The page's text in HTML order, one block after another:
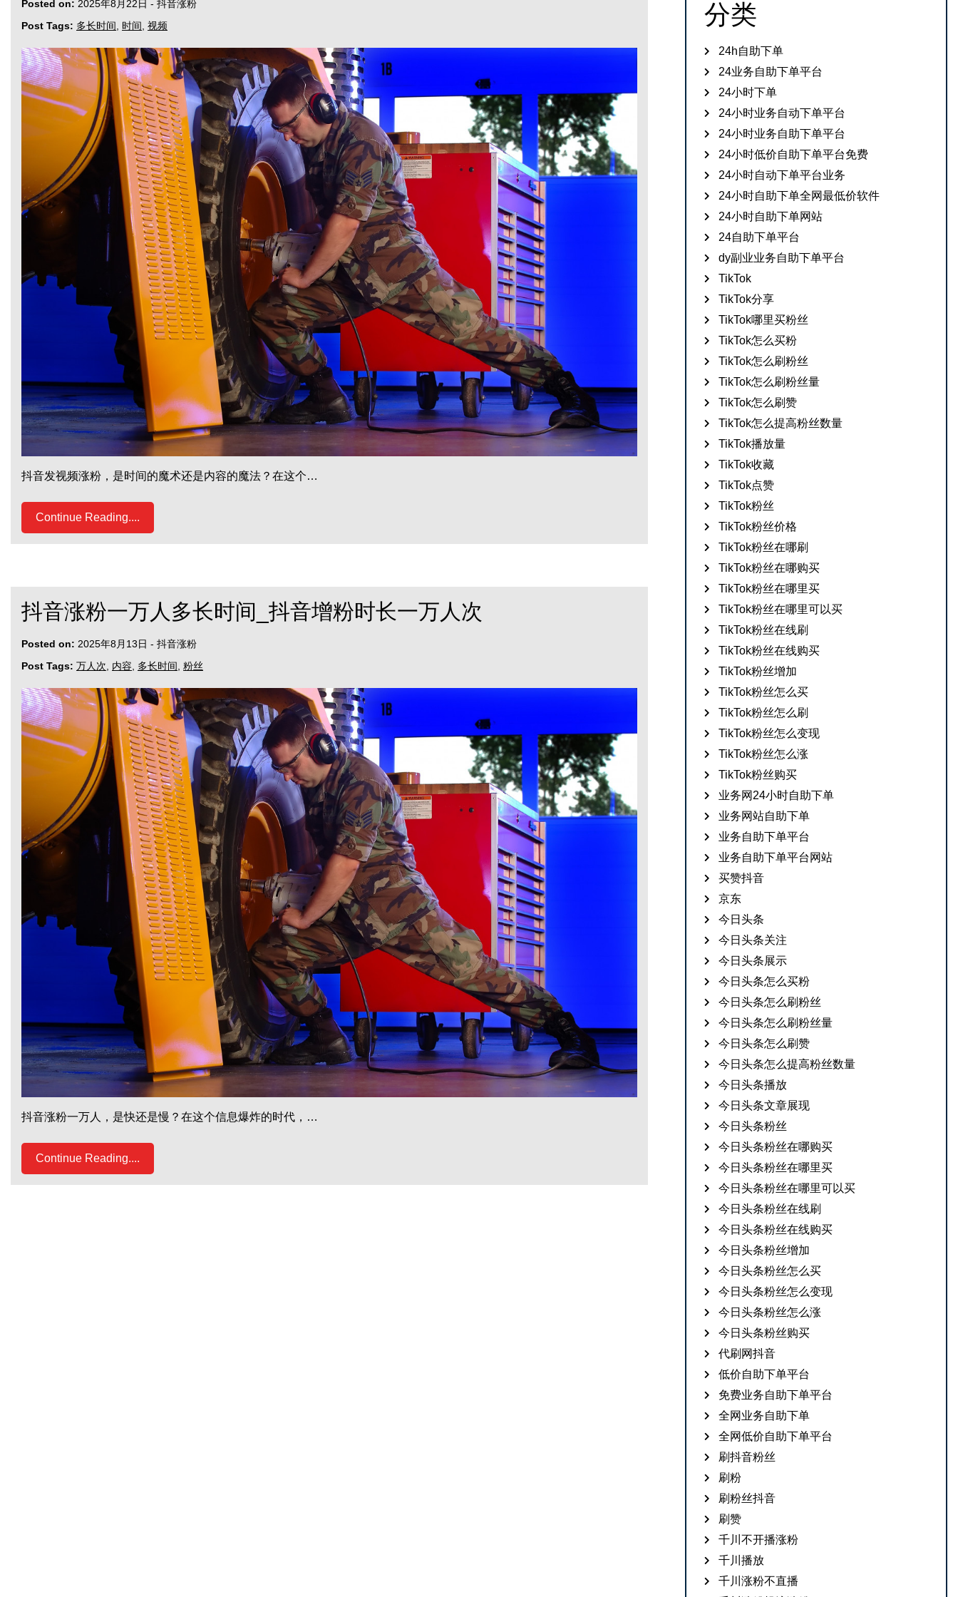
Posted on: 2025年8月22日 - 抖音涨粉
Post Tags: 多长时间 时间 视频
抖音发视频涨粉，是时间的魔术还是内容的魔法？在这个…
Continue Reading....
抖音涨粉一万人多长时间_抖音增粉时长一万人次
Posted on: 2025年8月13日 - 抖音涨粉
Post Tags: 万人次 内容 多长时间 粉丝
抖音涨粉一万人，是快还是慢？在这个信息爆炸的时代，…
Continue Reading....
分类
24h自助下单
24业务自助下单平台
24小时下单
24小时业务自动下单平台
24小时业务自助下单平台
24小时低价自助下单平台免费
24小时自动下单平台业务
24小时自助下单全网最低价软件
24小时自助下单网站
24自助下单平台
dy副业业务自助下单平台
TikTok
TikTok分享
TikTok哪里买粉丝
TikTok怎么买粉
TikTok怎么刷粉丝
TikTok怎么刷粉丝量
TikTok怎么刷赞
TikTok怎么提高粉丝数量
TikTok播放量
TikTok收藏
TikTok点赞
TikTok粉丝
TikTok粉丝价格
TikTok粉丝在哪刷
TikTok粉丝在哪购买
TikTok粉丝在哪里买
TikTok粉丝在哪里可以买
TikTok粉丝在线刷
TikTok粉丝在线购买
TikTok粉丝增加
TikTok粉丝怎么买
TikTok粉丝怎么刷
TikTok粉丝怎么变现
TikTok粉丝怎么涨
TikTok粉丝购买
业务网24小时自助下单
业务网站自助下单
业务自助下单平台
业务自助下单平台网站
买赞抖音
京东
今日头条
今日头条关注
今日头条展示
今日头条怎么买粉
今日头条怎么刷粉丝
今日头条怎么刷粉丝量
今日头条怎么刷赞
今日头条怎么提高粉丝数量
今日头条播放
今日头条文章展现
今日头条粉丝
今日头条粉丝在哪购买
今日头条粉丝在哪里买
今日头条粉丝在哪里可以买
今日头条粉丝在线刷
今日头条粉丝在线购买
今日头条粉丝增加
今日头条粉丝怎么买
今日头条粉丝怎么变现
今日头条粉丝怎么涨
今日头条粉丝购买
代刷网抖音
低价自助下单平台
免费业务自助下单平台
全网业务自助下单
全网低价自助下单平台
刷抖音粉丝
刷粉
刷粉丝抖音
刷赞
千川不开播涨粉
千川播放
千川涨粉不直播